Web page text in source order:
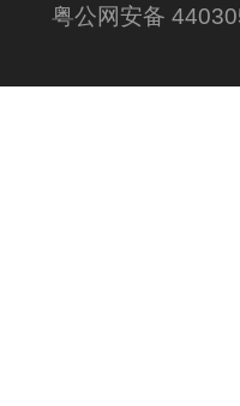
粤公网安备